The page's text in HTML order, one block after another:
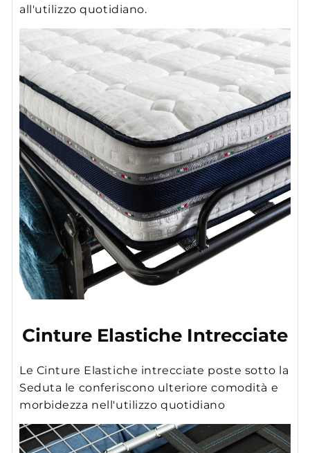
all'utilizzo quotidiano.
Cinture Elastiche Intrecciate
Le Cinture Elastiche intrecciate poste sotto la
Seduta le conferiscono ulteriore comodità e
morbidezza nell'utilizzo quotidiano